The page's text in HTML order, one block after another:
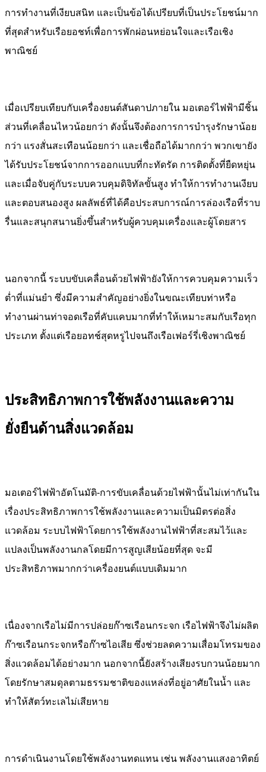
การทำงานที่เงียบสนิท และเป็นข้อได้เปรียบที่เป็นประโยชน์มาก
ที่สุดสำหรับเรือยอชท์เพื่อการพักผ่อนหย่อนใจและเรือเชิง
พาณิชย์
เมื่อเปรียบเทียบกับเครื่องยนต์สันดาปภายใน มอเตอร์ไฟฟ้ามีชิ้น
ส่วนที่เคลื่อนไหวน้อยกว่า ดังนั้นจึงต้องการการบำรุงรักษาน้อย
กว่า แรงสั่นสะเทือนน้อยกว่า และเชื่อถือได้มากกว่า พวกเขายัง
ได้รับประโยชน์จากการออกแบบที่กะทัดรัด การติดตั้งที่ยืดหยุ่น
และเมื่อจับคู่กับระบบควบคุมดิจิทัลขั้นสูง ทำให้การทำงานเงียบ
และตอบสนองสูง ผลลัพธ์ที่ได้คือประสบการณ์การล่องเรือที่ราบ
รื่นและสนุกสนานยิ่งขึ้นสำหรับผู้ควบคุมเครื่องและผู้โดยสาร
นอกจากนี้ ระบบขับเคลื่อนด้วยไฟฟ้ายังให้การควบคุมความเร็ว
ต่ำที่แม่นยำ ซึ่งมีความสำคัญอย่างยิ่งในขณะเทียบท่าหรือ
ทำงานผ่านท่าจอดเรือที่คับแคบมากที่ทำให้เหมาะสมกับเรือทุก
ประเภท ตั้งแต่เรือยอทช์สุดหรูไปจนถึงเรือเฟอร์รี่เชิงพาณิชย์
ประสิทธิภาพการใช้พลังงานและความ
ยั่งยืนด้านสิ่งแวดล้อม
มอเตอร์ไฟฟ้าอัตโนมัติ-การขับเคลื่อนด้วยไฟฟ้านั้นไม่เท่ากันใน
เรื่องประสิทธิภาพการใช้พลังงานและความเป็นมิตรต่อสิ่ง
แวดล้อม ระบบไฟฟ้าโดยการใช้พลังงานไฟฟ้าที่สะสมไว้และ
แปลงเป็นพลังงานกลโดยมีการสูญเสียน้อยที่สุด จะมี
ประสิทธิภาพมากกว่าเครื่องยนต์แบบเดิมมาก
เนื่องจากเรือไม่มีการปล่อยก๊าซเรือนกระจก เรือไฟฟ้าจึงไม่ผลิต
ก๊าซเรือนกระจกหรือก๊าซไอเสีย ซึ่งช่วยลดความเสื่อมโทรมของ
สิ่งแวดล้อมได้อย่างมาก นอกจากนี้ยังสร้างเสียงรบกวนน้อยมาก
โดยรักษาสมดุลตามธรรมชาติของแหล่งที่อยู่อาศัยในน้ำ และ
ทำให้สัตว์ทะเลไม่เสียหาย
การดำเนินงานโดยใช้พลังงานทดแทน เช่น พลังงานแสงอาทิตย์